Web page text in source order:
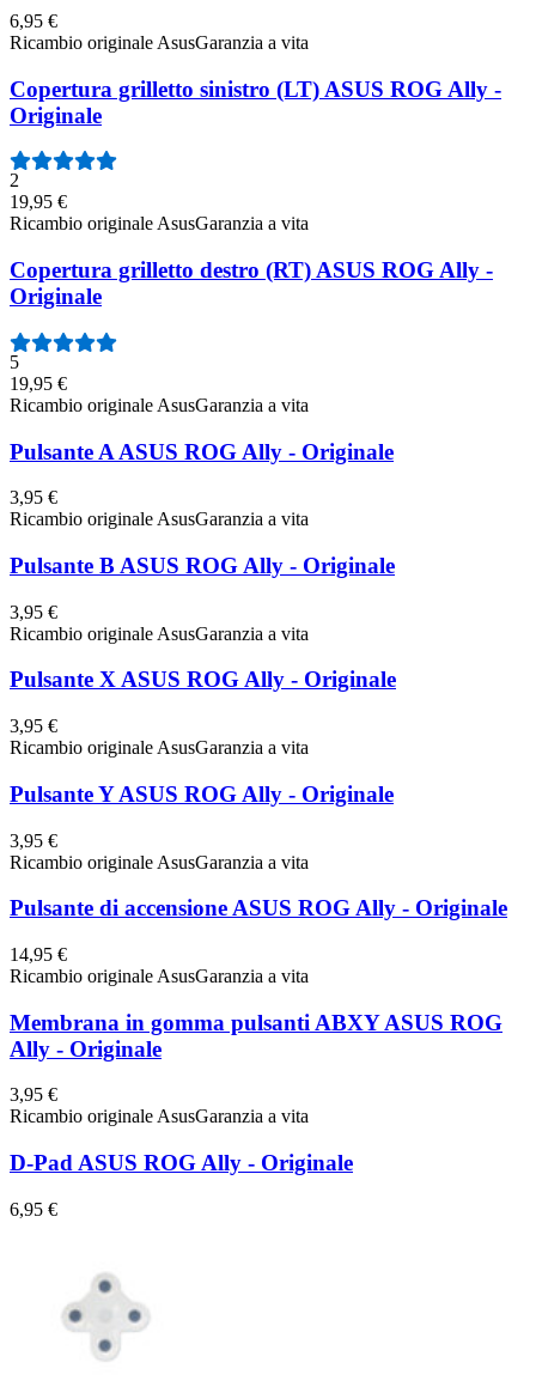
6,95 €
Ricambio originale AsusGaranzia a vita
Copertura grilletto sinistro (LT) ASUS ROG Ally -
Originale
2
19,95 €
Ricambio originale AsusGaranzia a vita
Copertura grilletto destro (RT) ASUS ROG Ally -
Originale
5
19,95 €
Ricambio originale AsusGaranzia a vita
Pulsante A ASUS ROG Ally - Originale
3,95 €
Ricambio originale AsusGaranzia a vita
Pulsante B ASUS ROG Ally - Originale
3,95 €
Ricambio originale AsusGaranzia a vita
Pulsante X ASUS ROG Ally - Originale
3,95 €
Ricambio originale AsusGaranzia a vita
Pulsante Y ASUS ROG Ally - Originale
3,95 €
Ricambio originale AsusGaranzia a vita
Pulsante di accensione ASUS ROG Ally - Originale
14,95 €
Ricambio originale AsusGaranzia a vita
Membrana in gomma pulsanti ABXY ASUS ROG
Ally - Originale
3,95 €
Ricambio originale AsusGaranzia a vita
D-Pad ASUS ROG Ally - Originale
6,95 €